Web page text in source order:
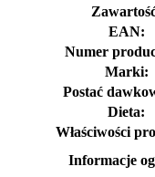
EAN:
Numer
Marki:
Postać
Dieta:
Właściwości
Informacje